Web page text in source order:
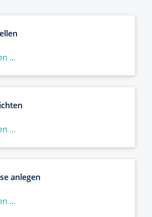
...
...
anlegen
...